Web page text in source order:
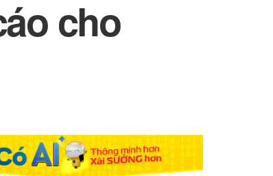
cho